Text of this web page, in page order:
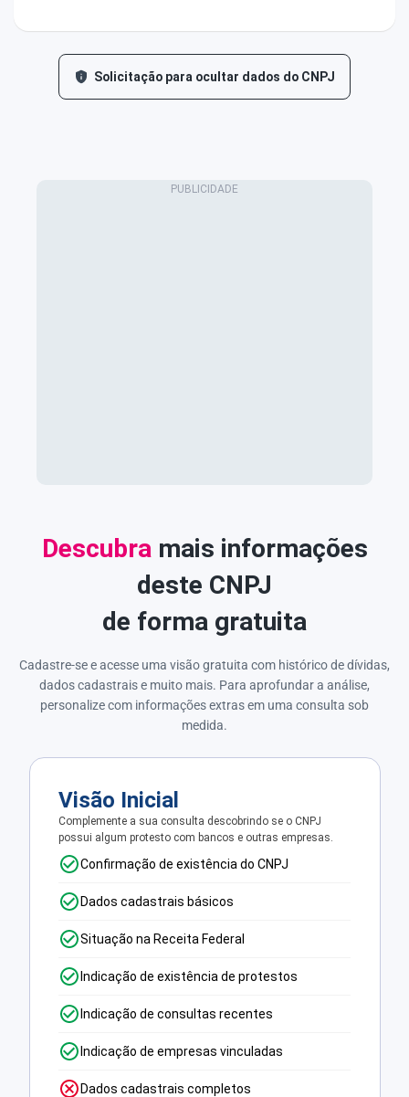
Solicitação para ocultar dados do CNPJ
Descubramais informações
deste CNPJ
de forma gratuita
Cadastre-se e acesse uma visão gratuita com histórico de dívidas,
dados cadastrais e muito mais. Para aprofundar a análise,
personalize com informações extras em uma consulta sob
medida.
Visão Inicial
Complemente a sua consulta descobrindo se o CNPJ
possui algum protesto com bancos e outras empresas.
Confirmação de existência do CNPJ
Dados cadastrais básicos
Situação na Receita Federal
Indicação de existência de protestos
Indicação de consultas recentes
Indicação de empresas vinculadas
Dados cadastrais completos